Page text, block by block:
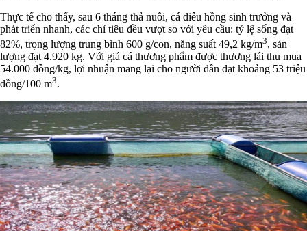
Thực tế cho thấy, sau 6 tháng thả nuôi, cá điêu hồng sinh trưởng và
phát triển nhanh, các chỉ tiêu đều vượt so với yêu cầu: tỷ lệ sống đạt
82%, trọng lượng trung bình 600 g/con, năng suất 49,2 kg/m3, sản
lượng đạt 4.920 kg. Với giá cá thương phẩm được thương lái thu mua
54.000 đồng/kg, lợi nhuận mang lại cho người dân đạt khoảng 53 triệu
đồng/100 m3.